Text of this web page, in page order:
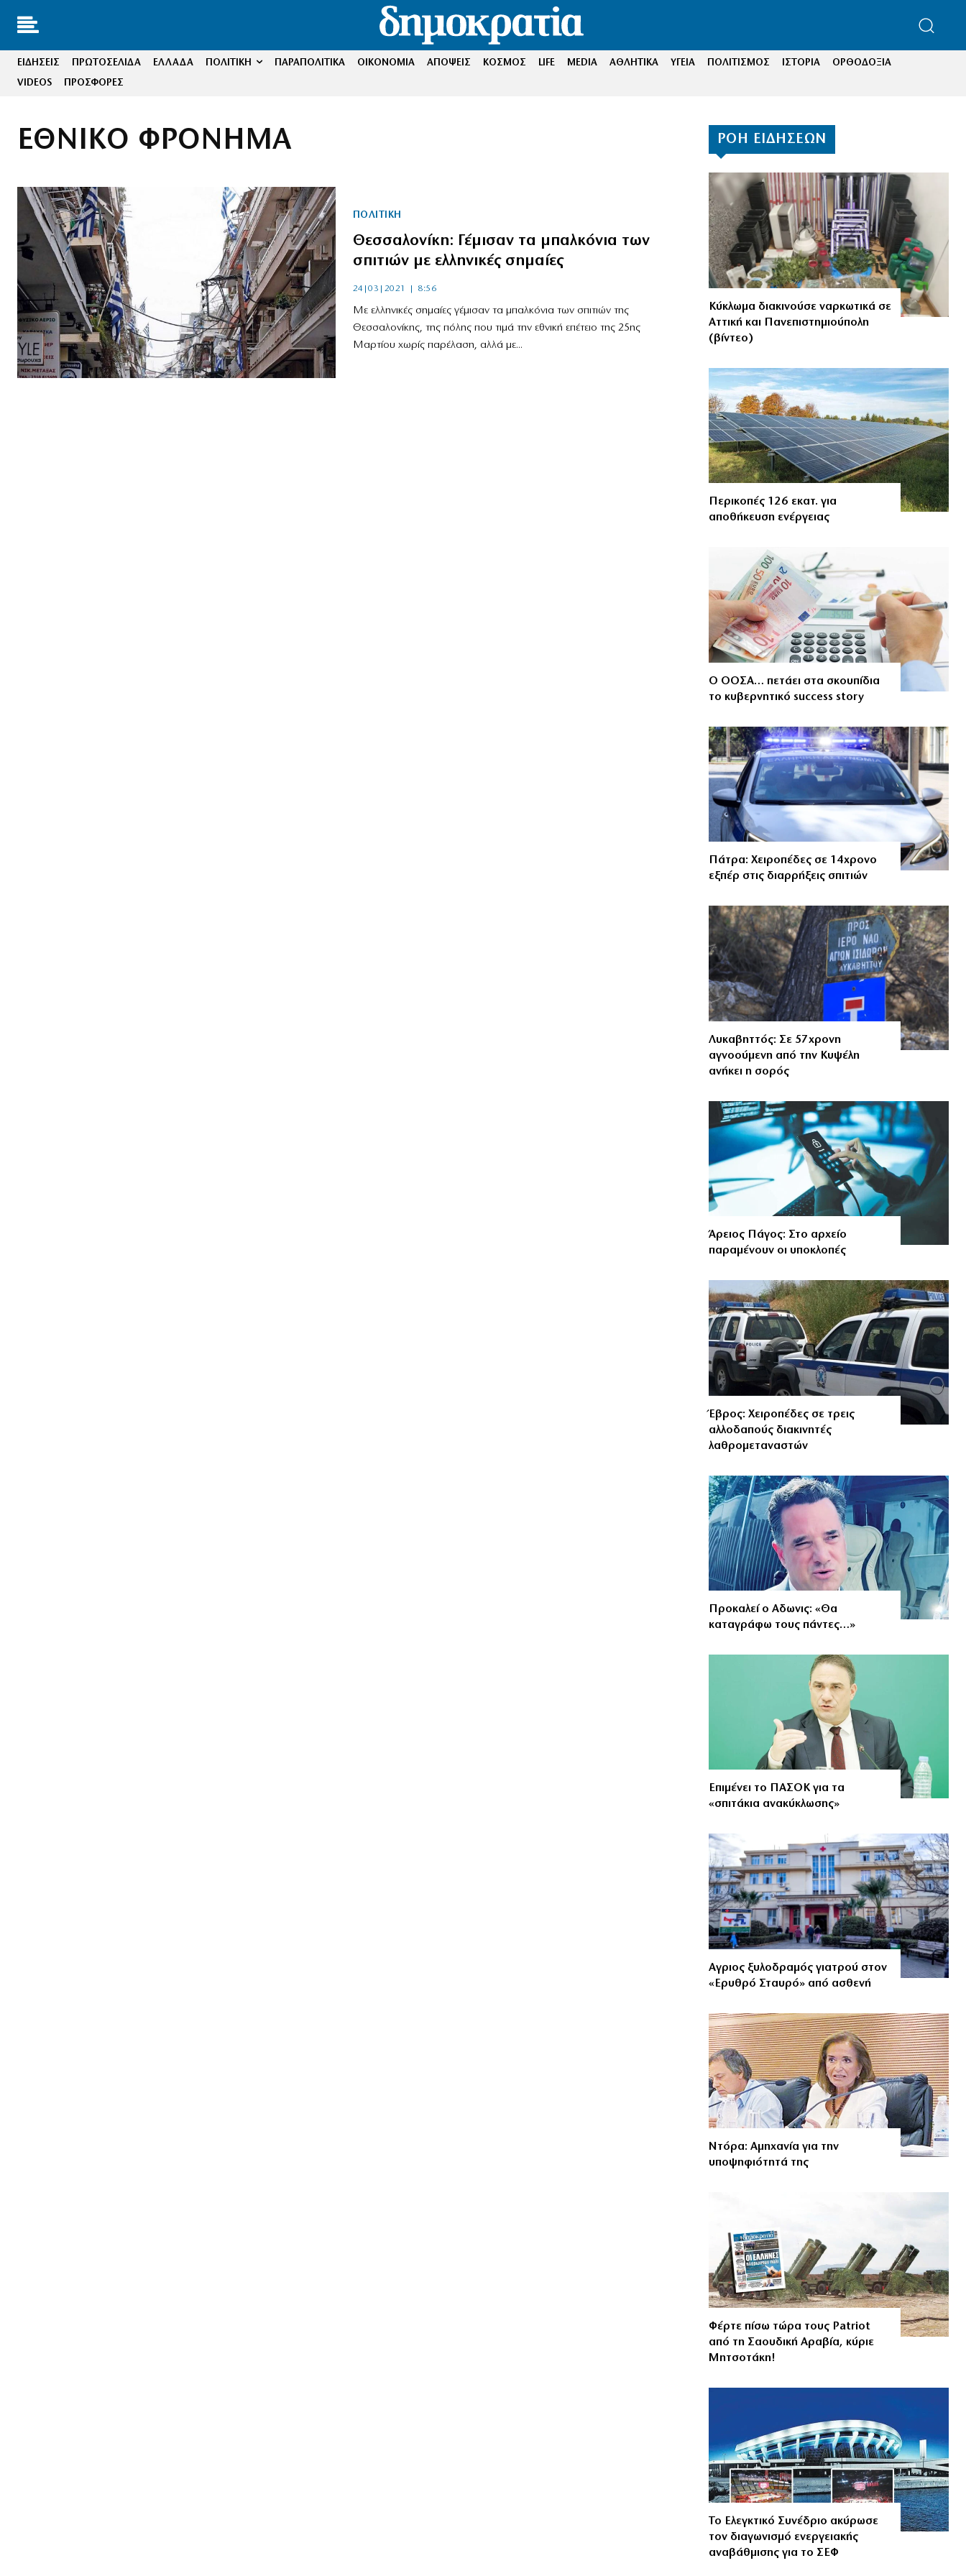
ΕΙΔΗΣΕΙΣ ΠΡΩΤΟΣΕΛΙΔΑ ΕΛΛΑΔΑ ΠΟΛΙΤΙΚΗ ΠΑΡΑΠΟΛΙΤΙΚΑ ΟΙΚΟΝΟΜΙΑ ΑΠΟΨΕΙΣ ΚΟΣΜΟΣ LIFE MEDIA ΑΘΛΗΤΙΚΑ ΥΓΕΙΑ ΠΟΛΙΤΙΣΜΟΣ ΙΣΤΟΡΙΑ
ΟΡΘΟΔΟΞΙΑ
VIDEOS
ΠΡΟΣΦΟΡΕΣ
ΕΘΝΙΚΟ ΦΡΟΝΗΜΑ
ΠΟΛΙΤΙΚΗ
Θεσσαλονίκη: Γέμισαν τα μπαλκόνια των
σπιτιών με ελληνικές σημαίες
24|03|2021 | 8:56
Με ελληνικές σημαίες γέμισαν τα μπαλκόνια των σπιτιών της
Θεσσαλονίκης, της πόλης που τιμά την εθνική επέτειο της 25ης
Μαρτίου χωρίς παρέλαση, αλλά με...
ΡΟΗ ΕΙΔΗΣΕΩΝ
Κύκλωμα διακινούσε ναρκωτικά σε
Αττική και Πανεπιστημιούπολη
(βίντεο)
Περικοπές 126 εκατ. για
αποθήκευση ενέργειας
Ο ΟΟΣΑ… πετάει στα σκουπίδια
το κυβερνητικό success story
Πάτρα: Χειροπέδες σε 14χρονο
εξπέρ στις διαρρήξεις σπιτιών
Λυκαβηττός: Σε 57χρονη
αγνοούμενη από την Κυψέλη
ανήκει η σορός
Άρειος Πάγος: Στο αρχείο
παραμένουν οι υποκλοπές
Έβρος: Χειροπέδες σε τρεις
αλλοδαπούς διακινητές
λαθρομεταναστών
Προκαλεί ο Αδωνις: «Θα
καταγράφω τους πάντες…»
Επιμένει το ΠΑΣΟΚ για τα
«σπιτάκια ανακύκλωσης»
Αγριος ξυλοδραμός γιατρού στον
«Ερυθρό Σταυρό» από ασθενή
Ντόρα: Αμηχανία για την
υποψηφιότητά της
Φέρτε πίσω τώρα τους Patriot
από τη Σαουδική Αραβία, κύριε
Μητσοτάκη!
Το Ελεγκτικό Συνέδριο ακύρωσε
τον διαγωνισμό ενεργειακής
αναβάθμισης για το ΣΕΦ